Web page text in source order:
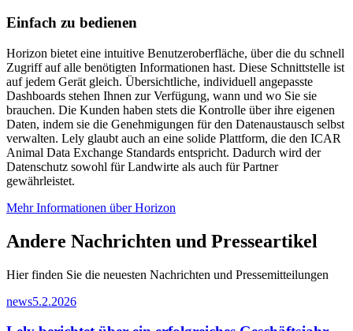
Einfach zu bedienen
Horizon bietet eine intuitive Benutzeroberfläche, über die du schnell
Zugriff auf alle benötigten Informationen hast. Diese Schnittstelle ist
auf jedem Gerät gleich. Übersichtliche, individuell angepasste
Dashboards stehen Ihnen zur Verfügung, wann und wo Sie sie
brauchen. Die Kunden haben stets die Kontrolle über ihre eigenen
Daten, indem sie die Genehmigungen für den Datenaustausch selbst
verwalten. Lely glaubt auch an eine solide Plattform, die den ICAR
Animal Data Exchange Standards entspricht. Dadurch wird der
Datenschutz sowohl für Landwirte als auch für Partner
gewährleistet.
Mehr Informationen über Horizon
Andere Nachrichten und Presseartikel
Hier finden Sie die neuesten Nachrichten und Pressemitteilungen
news5.2.2026